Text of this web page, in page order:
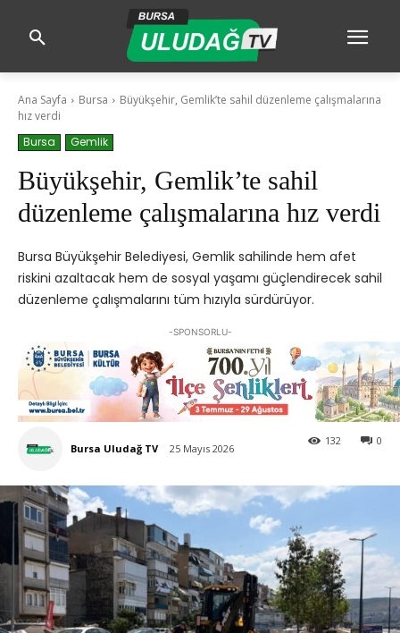
Ana Sayfa Bursa
Büyükşehir, Gemlik’te sahil düzenleme çalışmalarına
hız verdi
Bursa
Gemlik
Büyükşehir, Gemlik’te sahil
düzenleme çalışmalarına hız verdi
Bursa Büyükşehir Belediyesi, Gemlik sahilinde hem afet
riskini azaltacak hem de sosyal yaşamı güçlendirecek sahil
düzenleme çalışmalarını tüm hızıyla sürdürüyor.
-SPONSORLU-
Bursa Uludağ TV 25 Mayıs 2026
0
132